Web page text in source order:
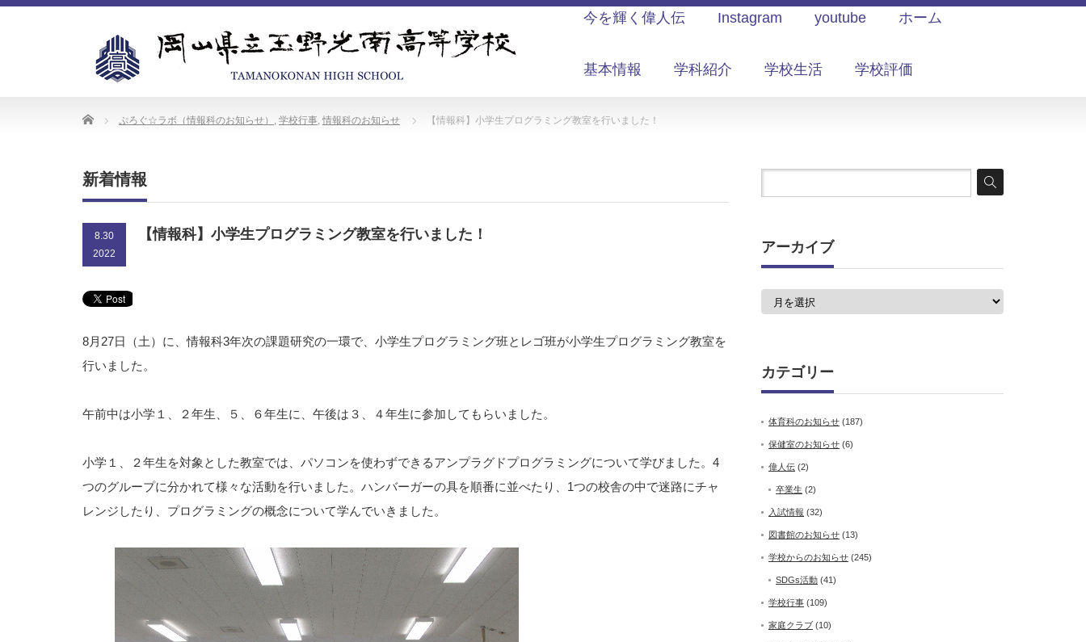
今を輝く偉人伝 Instagram youtube ホーム
基本情報 学科紹介 学校生活 学校評価
Home ぷろぐ☆ラボ（情報科のお知らせ） , 学校行事, 情報科のお知らせ 【情報科】小学生プログラミング教室を行いました！
新着情報
8.30
2022
【情報科】小学生プログラミング教室を行いました！
8月27日（土）に、情報科3年次の課題研究の一環で、小学生プログラミング班とレゴ班が小学生プログラミング教室を
行いました。
午前中は小学１、２年生、５、６年生に、午後は３、４年生に参加してもらいました。
小学１、２年生を対象とした教室では、パソコンを使わずできるアンプラグドプログラミングについて学びました。4
つのグループに分かれて様々な活動を行いました。ハンバーガーの具を順番に並べたり、1つの校舎の中で迷路にチャ
レンジしたり、プログラミングの概念について学んでいきました。
アーカイブ
ア
カテゴリー
体育科のお知らせ (187)
保健室のお知らせ (6)
偉人伝 (2)
卒業生 (2)
入試情報 (32)
図書館のお知らせ (13)
学校からのお知らせ (245)
SDGs活動 (41)
学校行事 (109)
家庭クラブ (10)